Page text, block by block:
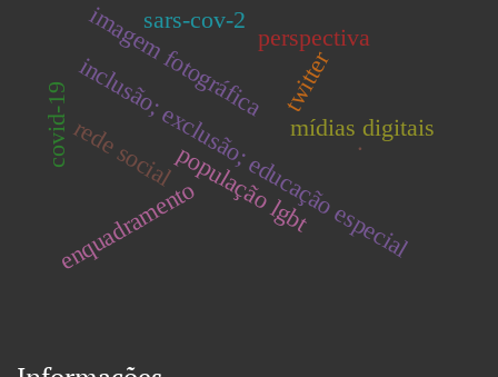
.
população lgbt
inclusão; exclusão; educação especial
twitter
mídias digitais
enquadramento
perspectiva
imagem fotográfica
rede social
sars-cov-2
covid-19